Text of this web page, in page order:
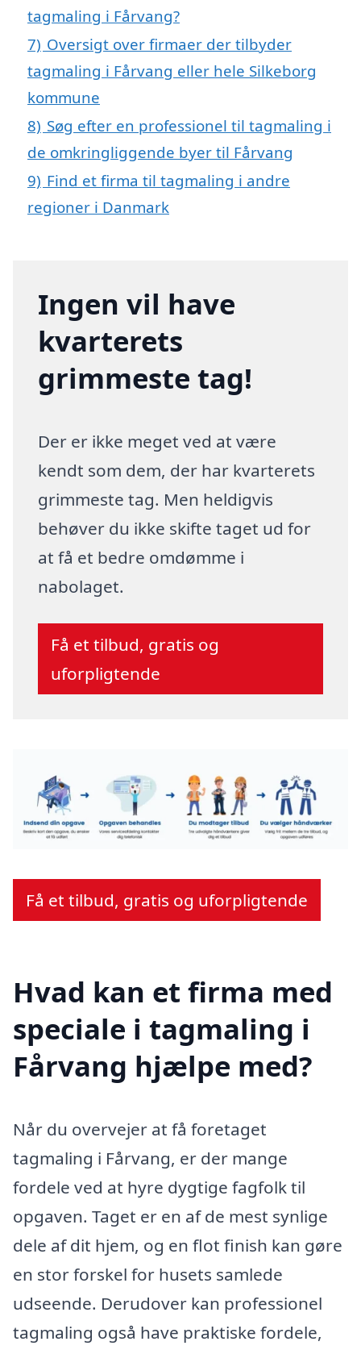
tagmaling i Fårvang?
7) Oversigt over firmaer der tilbyder
tagmaling i Fårvang eller hele Silkeborg
kommune
8) Søg efter en professionel til tagmaling i
de omkringliggende byer til Fårvang
9) Find et firma til tagmaling i andre
regioner i Danmark
Ingen vil have
kvarterets
grimmeste tag!
Der er ikke meget ved at være
kendt som dem, der har kvarterets
grimmeste tag. Men heldigvis
behøver du ikke skifte taget ud for
at få et bedre omdømme i
nabolaget.
Få et tilbud, gratis og
uforpligtende
Få et tilbud, gratis og uforpligtende
Hvad kan et firma med
speciale i tagmaling i
Fårvang hjælpe med?
Når du overvejer at få foretaget
tagmaling i Fårvang, er der mange
fordele ved at hyre dygtige fagfolk til
opgaven. Taget er en af de mest synlige
dele af dit hjem, og en flot finish kan gøre
en stor forskel for husets samlede
udseende. Derudover kan professionel
tagmaling også have praktiske fordele,